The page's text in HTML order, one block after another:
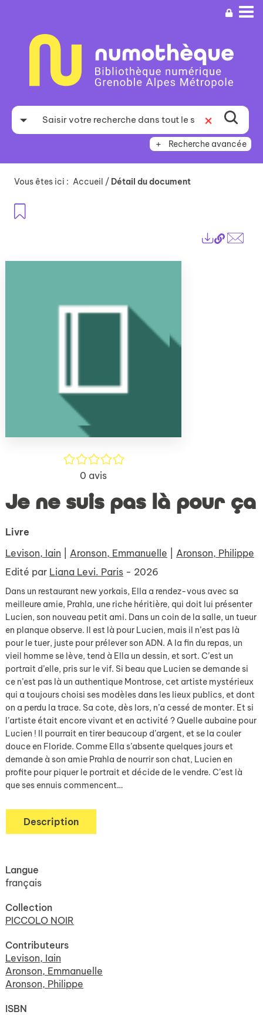
recherche
Recherche avancée
Vous êtes ici : Accueil / Détail du document
Lien
/5
0 avis
Je ne suis pas là pour ça
Livre
Levison, Iain
Aronson, Emmanuelle
Aronson, Philippe
Edité par Liana Levi. Paris - 2026
Dans un restaurant new yorkais, Ella a rendez-vous avec sa
meilleure amie, Prahla, une riche héritière, qui doit lui présenter
Lucien, son nouveau petit ami. Dans un coin de la salle, un tueur
en planque observe. Il est là pour Lucien, mais il n’est pas là
pour le tuer, juste pour prélever son ADN. A la fin du repas, un
vieil homme se lève, tend à Ella un dessin, et sort. C’est un
portrait d’elle, pris sur le vif. Si beau que Lucien se demande si
ce n’est pas là un authentique Montrose, cet artiste mystérieux
qui a toujours choisi ses modèles dans les lieux publics, et dont
on a perdu la trace. Sa cote, dès lors, n’a cessé de monter. Et si
l’artiste était encore vivant et en activité ? Quelle aubaine pour
Lucien ! Il pourrait en tirer beaucoup d’argent, et se la couler
douce en Floride. Comme Ella s’absente quelques jours et
demande à son amie Prahla de nourrir son chat, Lucien en
profite pour piquer le portrait et décide de le vendre. C’est là
que ses ennuis commencent…
Description
Langue
français
Collection
PICCOLO NOIR
Contributeurs
Levison, Iain
Aronson, Emmanuelle
Aronson, Philippe
ISBN